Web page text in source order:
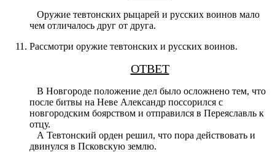
Оружие тевтонских рыцарей и русских воинов мало
чем отличалось друг от друга.
Рассмотри оружие тевтонских и русских воинов.
ОТВЕТ
В Новгороде положение дел было осложнено тем, что
после битвы на Неве Александр поссорился с
новгородским боярством и отправился в Переяславль к
отцу.
А Тевтонский орден решил, что пора действовать и
двинулся в Псковскую землю.